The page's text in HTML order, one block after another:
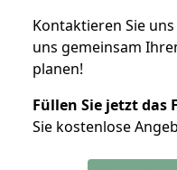
Kontaktieren Sie
uns gemeinsam
planen!
Füllen Sie jetzt das
Sie kostenlose